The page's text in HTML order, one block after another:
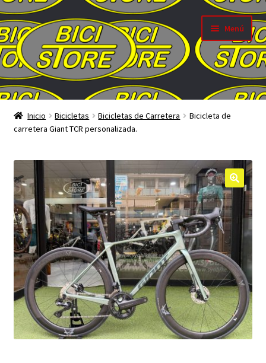
Ir
a
la
navegación
Ir
al
contenido
Menú
Inicio
google-site-verification: google4f9750a8244668d2.html
MEGALIQUIDACIONES FIN DE TEMPORADA 2023
Inicio Bicicletas Bicicletas de Carretera
Bicicleta de
carretera Giant TCR personalizada.